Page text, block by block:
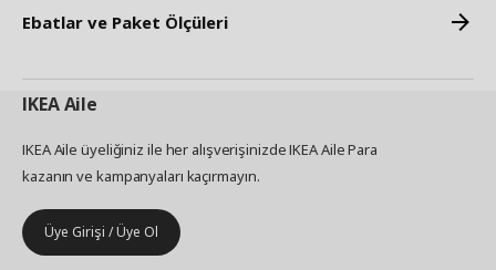
Ebatlar ve Paket Ölçüleri
IKEAAile
IKEA Aile üyeliğiniz ile her alışverişinizde IKEA Aile Para
kazanın ve kampanyaları kaçırmayın.
Üye Girişi / Üye Ol